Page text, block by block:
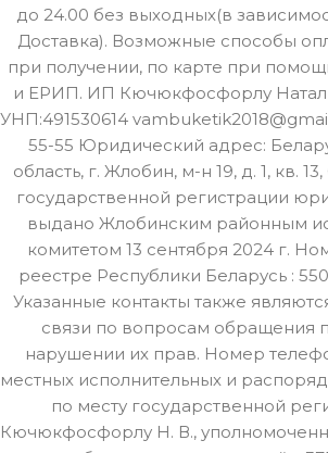
до 24.00 без выходных(в
Доставка). Возможные способы
при получении, по карте при
и ЕРИП. ИП Кючюкфосфорлу
УНП:491530614
55-55 Юридический адрес:
область, г. Жлобин, м-н 19, д. 1, кв.
государственной регистрации
выдано Жлобинским районным
комитетом 13 сентября 2024 г.
реестре Республики Беларусь :
Указанные контакты также
связи по вопросам обращения
нарушении их прав. Номер
местных исполнительных и
по месту государственной
Кючюкфосфорлу Н. В.,